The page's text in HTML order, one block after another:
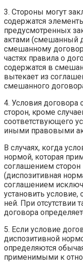
3. Стороны могут
содержатся
предусмотренных
актами (смешанный
смешанному
частях правила о
содержатся в
вытекает из
смешанного
4. Условия договора
сторон, кроме
соответствующего
иными правовыми
В случаях, когда
нормой, которая
соглашением сторон
(диспозитивная
соглашением
установить условие,
ней. При отсутствии
договора
5. Если условие
диспозитивной
определяются
применимыми к